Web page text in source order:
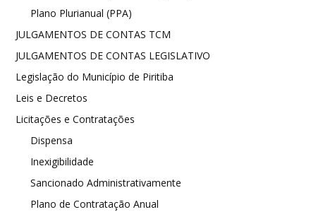
Plano Plurianual (PPA)
JULGAMENTOS DE CONTAS TCM
JULGAMENTOS DE CONTAS LEGISLATIVO
Legislação do Município de Piritiba
Leis e Decretos
Licitações e Contratações
Dispensa
Inexigibilidade
Sancionado Administrativamente
Plano de Contratação Anual